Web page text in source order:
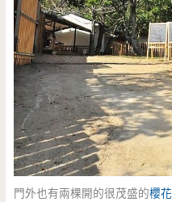
門外也有兩棵開的很茂盛的櫻花